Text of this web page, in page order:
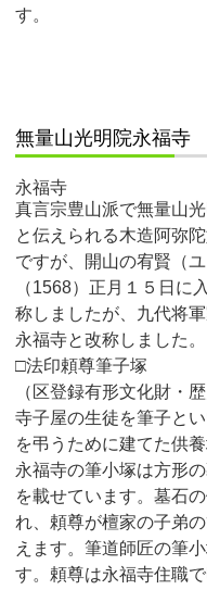
す。
無量山光明院永福寺
永福寺
真言宗豊山派で無量山
と伝えられる木造阿弥
ですが、開山の宥賢（
（1568）正月１５日に
称しましたが、九代将
永福寺と改称しました。
□法印頼尊筆子塚
（区登録有形文化財・歴
寺子屋の生徒を筆子と
を弔うために建てた供
永福寺の筆小塚は方形
を載せています。墓石
れ、頼尊が檀家の子弟
えます。筆道師匠の筆
す。頼尊は永福寺住職